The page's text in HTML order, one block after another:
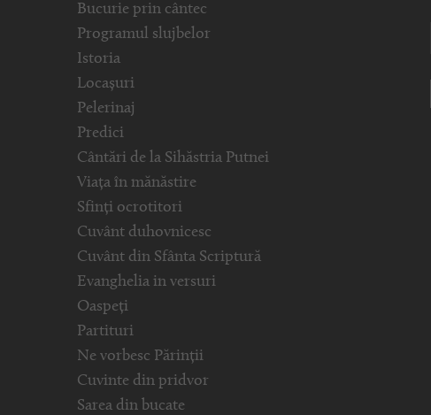
Bucurie prin cântec
Programul slujbelor
Istoria
Locașuri
Pelerinaj
Predici
Cântări de la Sihăstria Putnei
Viața în mănăstire
Sfinți ocrotitori
Cuvânt duhovnicesc
Cuvânt din Sfânta Scriptură
Evanghelia in versuri
Oaspeți
Partituri
Ne vorbesc Părinții
Cuvinte din pridvor
Sarea din bucate